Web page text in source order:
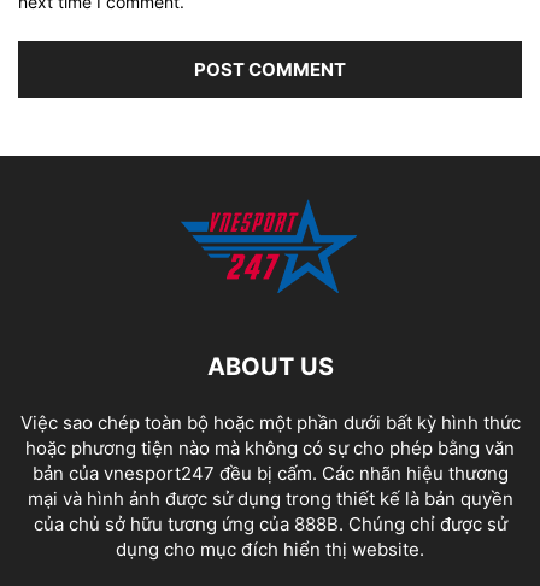
ABOUT US
Việc sao chép toàn bộ hoặc một phần dưới bất kỳ hình thức
hoặc phương tiện nào mà không có sự cho phép bằng văn
bản của vnesport247 đều bị cấm. Các nhãn hiệu thương
mại và hình ảnh được sử dụng trong thiết kế là bản quyền
của chủ sở hữu tương ứng của 888B. Chúng chỉ được sử
dụng cho mục đích hiển thị website.